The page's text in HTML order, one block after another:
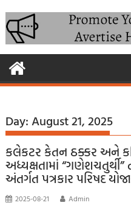
Day:August 21, 2025
કલેકટર કેતન ઠક્કર અને
અધ્યક્ષતામાં
અંતર્ગત પત્રકાર પરિષદ
2025-08-21 Admin